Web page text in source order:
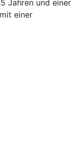
Jahren und einer
einer